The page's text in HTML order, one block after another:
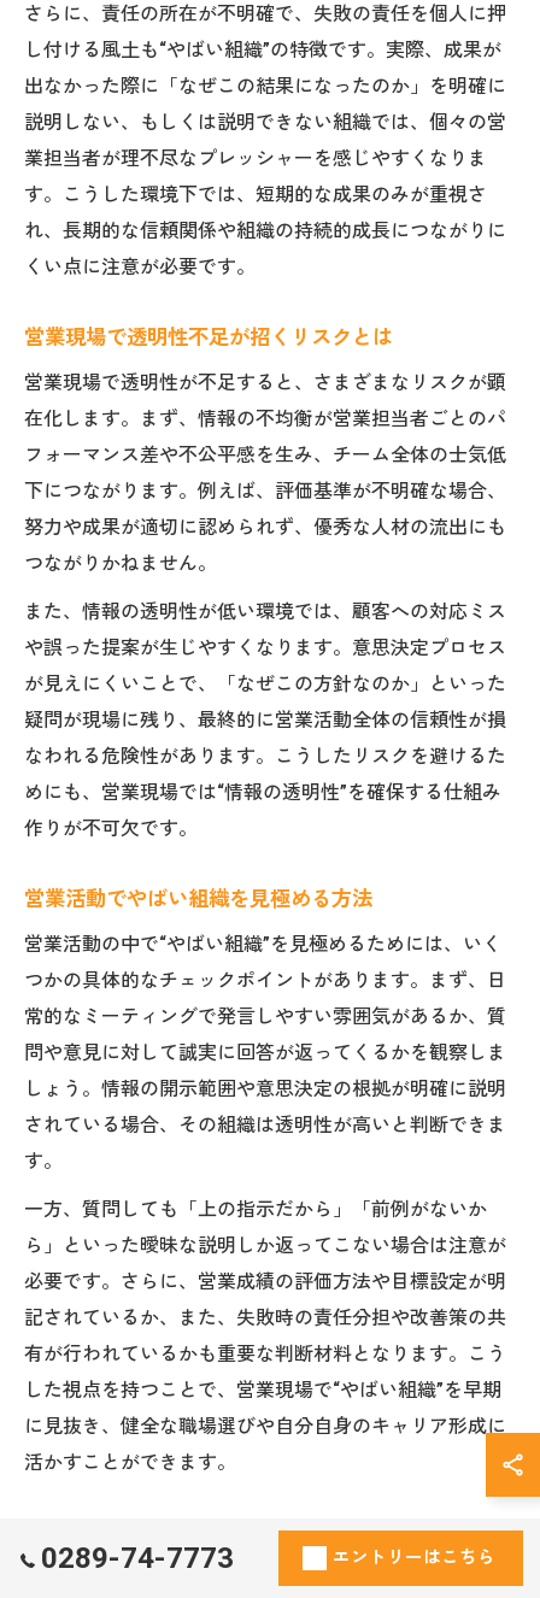
さらに、責任の所在が不明確で、失敗の責任を個人に押
し付ける風土も“やばい組織”の特徴です。実際、成果が
出なかった際に「なぜこの結果になったのか」を明確に
説明しない、もしくは説明できない組織では、個々の営
業担当者が理不尽なプレッシャーを感じやすくなりま
す。こうした環境下では、短期的な成果のみが重視さ
れ、長期的な信頼関係や組織の持続的成長につながりに
くい点に注意が必要です。
営業現場で透明性不足が招くリスクとは
営業現場で透明性が不足すると、さまざまなリスクが顕
在化します。まず、情報の不均衡が営業担当者ごとのパ
フォーマンス差や不公平感を生み、チーム全体の士気低
下につながります。例えば、評価基準が不明確な場合、
努力や成果が適切に認められず、優秀な人材の流出にも
つながりかねません。
また、情報の透明性が低い環境では、顧客への対応ミス
や誤った提案が生じやすくなります。意思決定プロセス
が見えにくいことで、「なぜこの方針なのか」といった
疑問が現場に残り、最終的に営業活動全体の信頼性が損
なわれる危険性があります。こうしたリスクを避けるた
めにも、営業現場では“情報の透明性”を確保する仕組み
作りが不可欠です。
営業活動でやばい組織を見極める方法
営業活動の中で“やばい組織”を見極めるためには、いく
つかの具体的なチェックポイントがあります。まず、日
常的なミーティングで発言しやすい雰囲気があるか、質
問や意見に対して誠実に回答が返ってくるかを観察しま
しょう。情報の開示範囲や意思決定の根拠が明確に説明
されている場合、その組織は透明性が高いと判断できま
す。
一方、質問しても「上の指示だから」「前例がないか
ら」といった曖昧な説明しか返ってこない場合は注意が
必要です。さらに、営業成績の評価方法や目標設定が明
記されているか、また、失敗時の責任分担や改善策の共
有が行われているかも重要な判断材料となります。こう
した視点を持つことで、営業現場で“やばい組織”を早期
に見抜き、健全な職場選びや自分自身のキャリア形成に
活かすことができます。
営業で遭遇しやすい透明性欠如のサイン
営業の現場で透明性欠如のサインを見逃さないことは、
0289-74-7773 エントリーはこちら